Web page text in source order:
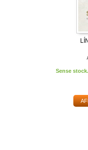
Sense